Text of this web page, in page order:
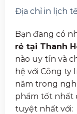
Địa chỉ in lịch
Bạn đang có
rẻ tại Thanh
nào uy tín và
hệ với Công ty
năm trong
phẩm tốt nhất
tuyệt nhất với: